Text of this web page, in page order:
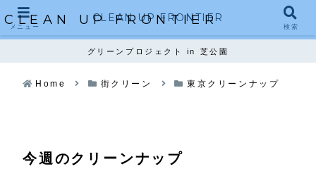
CLEAN UP FRONTIER
グリーンプロジェクト in 芝公園
Home 街クリーン 東京クリーンナップ
今週のクリーンナップ
メニュー
CLEAN UP FRONTIER
検索